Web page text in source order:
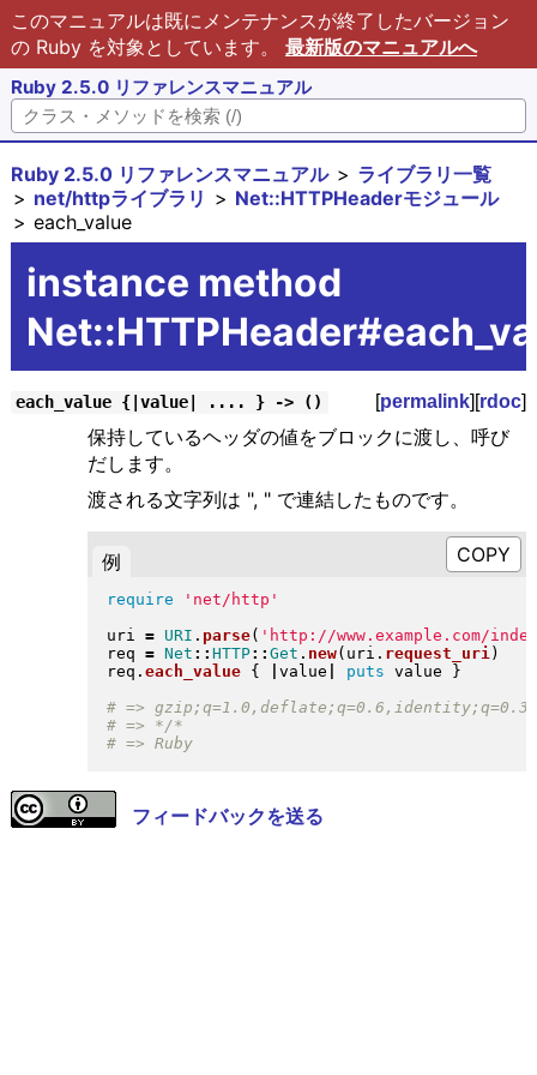
このマニュアルは既にメンテナンスが終了したバージョン
の Ruby を対象としています。 最新版のマニュアルへ
Ruby 2.5.0 リファレンスマニュアル
Ruby 2.5.0 リファレンスマニュアル
ライブラリ一覧
net/httpライブラリ
Net::HTTPHeaderモジュール
each_value
instance method
each_value {|value| .... } -> () [permalink][rdoc]
保持しているヘッダの値をブロックに渡し、呼び
だします。
渡される文字列は ", " で連結したものです。
例
require
'net/http'
uri = URI . parse( 'http://www.example.com/
req = Net :: HTTP:: Get . new( uri . request_uri)
req . each_value { value puts value
}
# => Ruby
フィードバックを送る